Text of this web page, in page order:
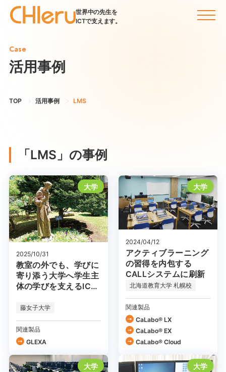
世界中の先生を
ICTで支えます。
Case
活用事例
TOP 活用事例 LMS
「LMS」の事例
大学
2025/10/31
教室の外でも、学びに
寄り添う大学へ学生主
体の学びを支えるICT
藤女子大学
関連製品
GLEXA
大学
2024/04/12
アクティブラーニング
の習得を内包する
CALLシステムに刷新
北海道教育大学 札幌校
関連製品
CaLabo® LX
CaLabo® EX
CaLabo®︎ Cloud
大学 大学